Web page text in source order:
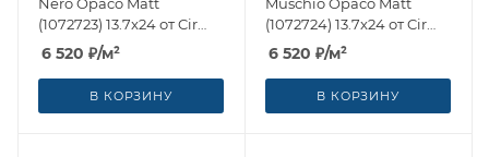
Nero Opaco Matt
(1072723) 13.7x24 от Cir
Ceramiche (Италия)
6 520 ₽/м²
В КОРЗИНУ
Muschio Opaco Matt
(1072724) 13.7x24 от Cir
Ceramiche (Италия)
6 520 ₽/м²
В КОРЗИНУ